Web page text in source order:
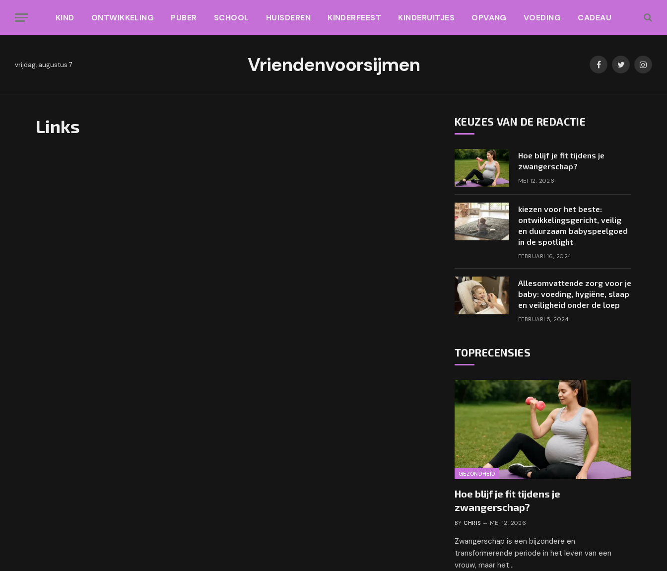
KIND ONTWIKKELING PUBER SCHOOL HUISDEREN KINDERFEEST KINDERUITJES OPVANG VOEDING CADEAU
vrijdag, augustus 7 Vriendenvoorsijmen FacebookTwitter
Links KEUZES VAN DE REDACTIE
Hoe blijf je fit tijdens je
zwangerschap?
MEI 12, 2026
kiezen voor het beste:
ontwikkelingsgericht, veilig
en duurzaam babyspeelgoed
in de spotlight
FEBRUARI 16, 2024
Allesomvattende zorg voor je
baby: voeding, hygiëne, slaap
en veiligheid onder de loep
FEBRUARI 5, 2024
TOPRECENSIES
GEZONDHEID
Hoe blijf je fit tijdens je
zwangerschap?
BY CHRIS MEI 12, 2026
Zwangerschap is een bijzondere en
transformerende periode in het leven van een
vrouw, maar het…